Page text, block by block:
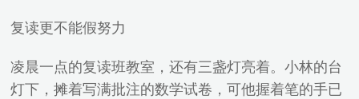
复读更不能假努力
凌晨一点的复读班教室，还有三盏灯亮着。小林的台
灯下，摊着写满批注的数学试卷，可他握着笔的手已